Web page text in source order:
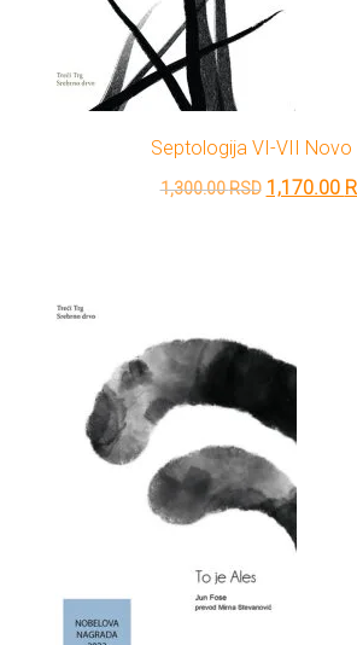
Septologija VI-VII Novo
1,300.00RSD Originalna
1,170.00